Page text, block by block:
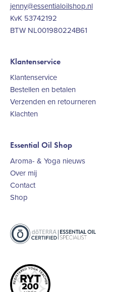
jenny@essentialoilshop.nl
KvK 53742192
BTW NL001980224B61
Klantenservice
Klantenservice
Bestellen en betalen
Verzenden en retourneren
Klachten
Essential Oil Shop
Aroma- & Yoga nieuws
Over mij
Contact
Shop